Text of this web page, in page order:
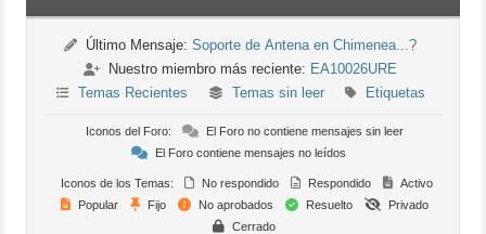
Último Mensaje: Soporte de Antena en Chimenea...?
Nuestro miembro más reciente: EA10026URE
Temas Recientes
Temas sin leer Etiquetas
Iconos del Foro:
El Foro no contiene mensajes sin leer
El Foro contiene mensajes no leídos
Iconos de los Temas: No respondido Respondido
Activo
Popular
Fijo No aprobados Resuelto
Privado
Cerrado